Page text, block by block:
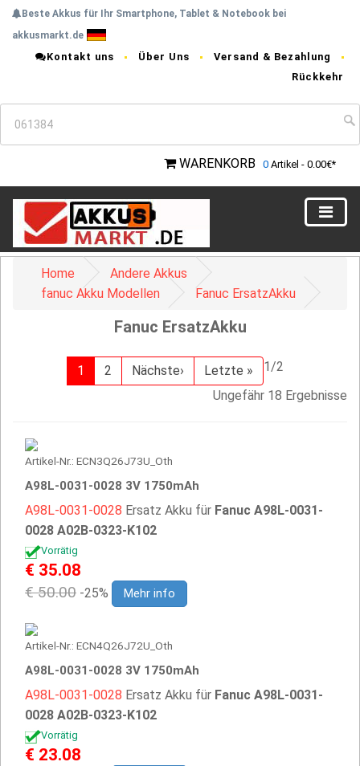
Beste Akkus für Ihr Smartphone, Tablet & Notebook bei
akkusmarkt.de
Kontakt uns Über Uns
Versand & Bezahlung
Rückkehr
WARENKORB 0 Artikel - 0.00€*
Home
Andere Akkus
fanuc Akku Modellen
Fanuc ErsatzAkku
Fanuc ErsatzAkku
1/2
1 2 Nächste›
Letzte »
Ungefähr 18 Ergebnisse
Artikel-Nr.: ECN3Q26J73U_Oth
A98L-0031-0028 3V 1750mAh
A98L-0031-0028 Ersatz Akku für Fanuc A98L-0031-
0028 A02B-0323-K102
Vorrätig
€ 35.08
€ 50.00 -25% Mehr info
Artikel-Nr.: ECN4Q26J72U_Oth
A98L-0031-0028 3V 1750mAh
A98L-0031-0028 Ersatz Akku für Fanuc A98L-0031-
0028 A02B-0323-K102
Vorrätig
€ 23.08